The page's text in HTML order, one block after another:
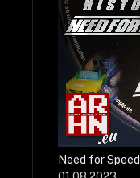
Need for